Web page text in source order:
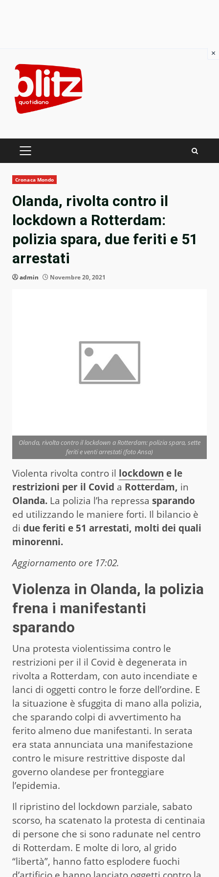
content
PRIMARY
Cronaca Mondo
Olanda, rivolta contro il
lockdown a Rotterdam:
polizia spara, due feriti e 51
arrestati
admin Novembre 20, 2021
Olanda, rivolta contro il lockdown a Rotterdam: polizia spara, sette
feriti e venti arrestati (foto Ansa)
Violenta rivolta contro il lockdown e le
restrizioni per il Covid a Rotterdam, in
Olanda. La polizia l’ha repressa sparando
ed utilizzando le maniere forti. Il bilancio è
di due feriti e 51 arrestati, molti dei quali
minorenni.
Aggiornamento ore 17:02.
Violenza in Olanda, la polizia
frena i manifestanti
sparando
Una protesta violentissima contro le
restrizioni per il il Covid è degenerata in
rivolta a Rotterdam, con auto incendiate e
lanci di oggetti contro le forze dell’ordine. E
la situazione è sfuggita di mano alla polizia,
che sparando colpi di avvertimento ha
ferito almeno due manifestanti. In serata
era stata annunciata una manifestazione
contro le misure restrittive disposte dal
governo olandese per fronteggiare
l’epidemia.
Il ripristino del lockdown parziale, sabato
scorso, ha scatenato la protesta di centinaia
di persone che si sono radunate nel centro
di Rotterdam. E molte di loro, al grido
“libertà”, hanno fatto esplodere fuochi
×